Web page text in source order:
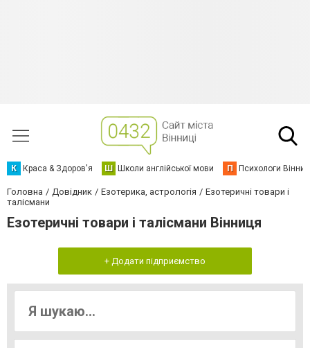
К Краса & Здоров'я Ш Школи англійської мови П Психологи
Головна Довідник Езотерика, астрологія
Езотеричні товари і
талісмани
Езотеричні товари і талісмани Вінниця
+ Додати підприємство